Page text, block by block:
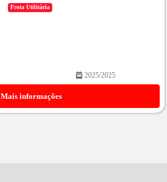
Frota Utilitária
2025/2025
Mais informações